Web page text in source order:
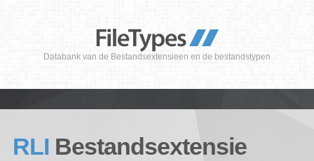
Databank van de Bestandsextensieen en de bestandstypen
RLI Bestandsextensie